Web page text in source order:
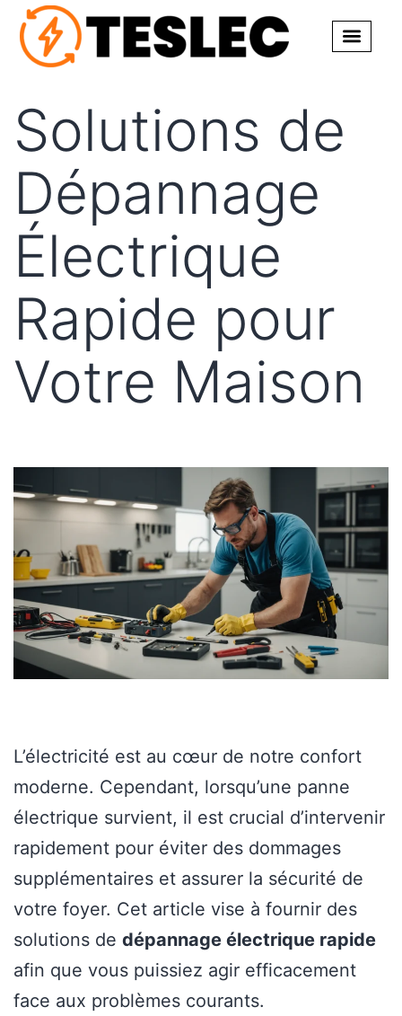
Solutions de
Dépannage
Électrique
Rapide pour
Votre Maison
L’électricité est au cœur de notre confort
moderne. Cependant, lorsqu’une panne
électrique survient, il est crucial d’intervenir
rapidement pour éviter des dommages
supplémentaires et assurer la sécurité de
votre foyer. Cet article vise à fournir des
solutions de dépannage électrique rapide
afin que vous puissiez agir efficacement
face aux problèmes courants.